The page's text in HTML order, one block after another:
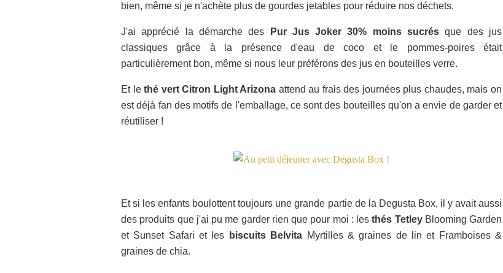
bien, même si je n'achète plus de gourdes jetables pour réduire nos déchets.
J'ai apprécié la démarche des Pur Jus Joker 30% moins sucrés que des jus
classiques grâce à la présence d'eau de coco et le pommes-poires était
particulièrement bon, même si nous leur préférons des jus en bouteilles verre.
Et lethé vert Citron Light Arizona attend au frais des journées plus chaudes, mais on
est déjà fan des motifs de l'emballage, ce sont des bouteilles qu'on a envie de garder et
réutiliser !
Et si les enfants boulottent toujours une grande partie de la Degusta Box, il y avait aussi
des produits que j'ai pu me garder rien que pour moi : lesthés TetleyBlooming Garden
et Sunset Safari et les biscuits Belvita Myrtilles & graines de lin et Framboises &
graines de chia.